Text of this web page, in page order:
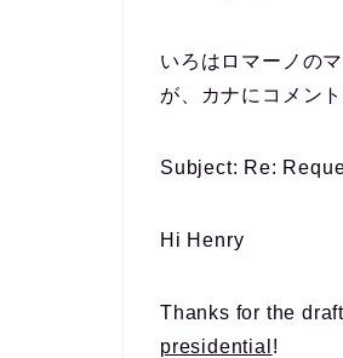
いろはロマーノの
が、カナにコメン
Subject: Re:
Hi Henry
Thanks for the
presidential !